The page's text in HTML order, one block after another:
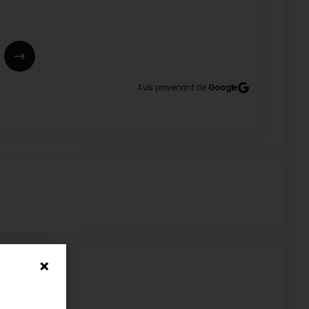
délai qui était serré. Il est très professionnel,
was tight. He's very professional, readily
by Google) I highly recommend Bertrand for
Avis provenant de Google